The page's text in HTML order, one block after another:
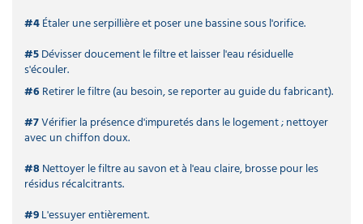
#4Étaler une serpillière et poser une bassine sous l'orifice.
#5Dévisser doucement le filtre et laisser l'eau résiduelle
s'écouler.
#6Retirer le filtre (au besoin, se reporter au guide du fabricant).
#7Vérifier la présence d'impuretés dans le logement ; nettoyer
avec un chiffon doux.
#8 Nettoyer le filtre au savon et à l'eau claire, brosse pour les
résidus récalcitrants.
#9L'essuyer entièrement.